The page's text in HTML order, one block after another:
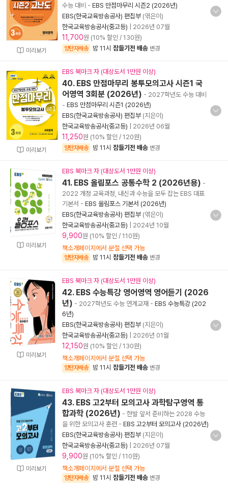
미리보기
수능 대비 - EBS 만점마무리 시즌2 (2026년)
EBS(한국교육방송공사) 편집부 (엮은이)
한국교육방송공사(중고등)
2026년 07월
11,700원 (10% 할인 / 130원)
양탄자배송 밤 11시 잠들기전 배송 변경
미리보기
EBS 북마크 자 (대상도서 1만원 이상)
40. EBS 만점마무리 봉투모의고사 시즌1 국
어영역 3회분 (2026년) - 2027학년도 수능 대비
- EBS 만점마무리 시즌1 (2026년)
EBS(한국교육방송공사) 편집부 (지은이)
한국교육방송공사(중고등)
2026년 06월
11,250원 (10% 할인 / 120원)
양탄자배송 밤 11시 잠들기전 배송 변경
미리보기
EBS 북마크 자 (대상도서 1만원 이상)
41. EBS 올림포스 공통수학 2 (2026년용) -
2022 개정 교육과정, 내신과 수능을 모두 잡는 EBS 대표
기본서 - EBS 올림포스 기본서 (2026년)
EBS(한국교육방송공사) 편집부 (엮은이)
한국교육방송공사(중고등)
2024년 10월
9,900원 (10% 할인 / 110원)
책소개페이지에서 분철 선택 가능
양탄자배송 밤 11시 잠들기전 배송 변경
미리보기
EBS 북마크 자 (대상도서 1만원 이상)
42. EBS 수능특강 영어영역 영어듣기 (2026
년) - 2027학년도 수능 연계교재 - EBS 수능특강 (202
6년)
EBS(한국교육방송공사) 편집부 (지은이)
한국교육방송공사(중고등)
2026년 01월
12,150원 (10% 할인 / 130원)
책소개페이지에서 분철 선택 가능
양탄자배송 밤 11시 잠들기전 배송 변경
미리보기
EBS 북마크 자 (대상도서 1만원 이상)
43. EBS 고2부터 모의고사 과학탐구영역 통
합과학 (2026년) - 한발 앞서 준비하는 2028 수능
을 위한 모의고사 훈련 - EBS 고2부터 모의고사 (2026년)
EBS(한국교육방송공사) 편집부 (지은이)
한국교육방송공사(중고등)
2026년 07월
9,900원 (10% 할인 / 110원)
책소개페이지에서 분철 선택 가능
양탄자배송 밤 11시 잠들기전 배송 변경